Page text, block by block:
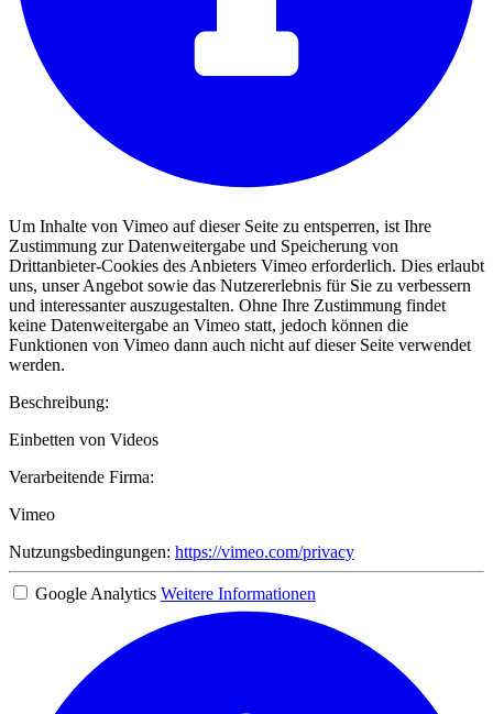
Um Inhalte von Vimeo auf dieser Seite zu entsperren, ist Ihre
Zustimmung zur Datenweitergabe und Speicherung von
Drittanbieter-Cookies des Anbieters Vimeo erforderlich. Dies erlaubt
uns, unser Angebot sowie das Nutzererlebnis für Sie zu verbessern
und interessanter auszugestalten. Ohne Ihre Zustimmung findet
keine Datenweitergabe an Vimeo statt, jedoch können die
Funktionen von Vimeo dann auch nicht auf dieser Seite verwendet
werden.
Beschreibung:
Einbetten von Videos
Verarbeitende Firma:
Vimeo
Nutzungsbedingungen: https://vimeo.com/privacy
Google Analytics Weitere Informationen